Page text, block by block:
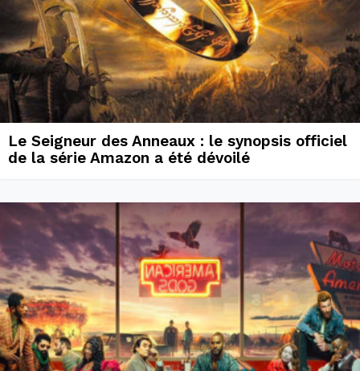
Le Seigneur des Anneaux : le synopsis officiel
de la série Amazon a été dévoilé